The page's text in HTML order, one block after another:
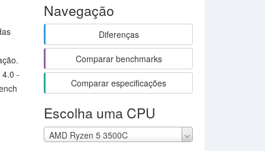
-
Navegação
Diferenças
Comparar benchmarks
Comparar especificações
Escolha uma CPU
AMD Ryzen 5 3500C